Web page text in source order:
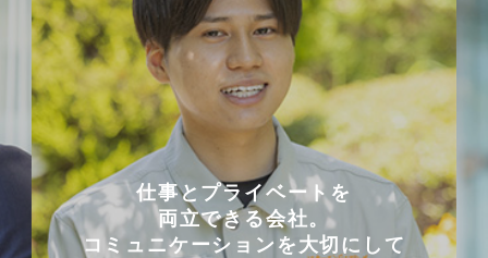
仕事とプライベートを
両立できる会社。
コミュニケーションを大切にして